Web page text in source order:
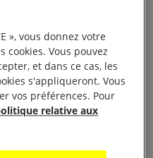
Elle lutte
génitales
depuis
pour célébrer le
International en
Jane Birkin, Axelle
», vous donnez votre
Vous pouvez
et dans ce cas, les
s'appliqueront. Vous
vos préférences. Pour
relative aux